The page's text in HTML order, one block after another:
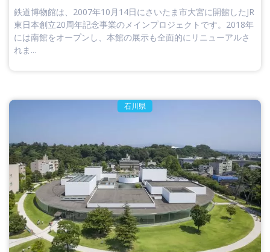
鉄道博物館は、2007年10月14日にさいたま市大宮に開館したJR
東日本創立20周年記念事業のメインプロジェクトです。2018年
には南館をオープンし、本館の展示も全面的にリニューアルさ
れま...
石川県